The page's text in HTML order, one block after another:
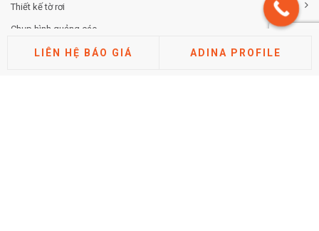
Thiết kế tờ rơi
Chụp hình quảng cáo
TƯ VẤN THƯƠNG HIỆU
LIÊN HỆ BÁO GIÁ ADINA PROFILE